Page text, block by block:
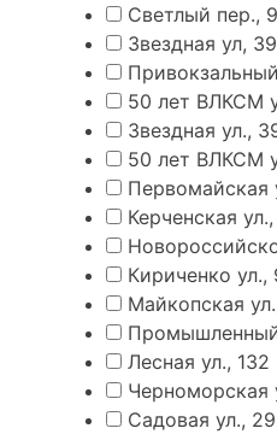
Светлый пер.,
Звездная ул, 39
50 лет ВЛКСМ
Звездная ул.,
50 лет ВЛКСМ
Первомайская
Керченская ул.,
Кириченко ул.,
Майкопская
Лесная ул., 132
Черноморская
Садовая ул.,